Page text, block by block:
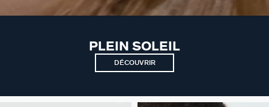
PLEIN SOLEIL
DÉCOUVRIR